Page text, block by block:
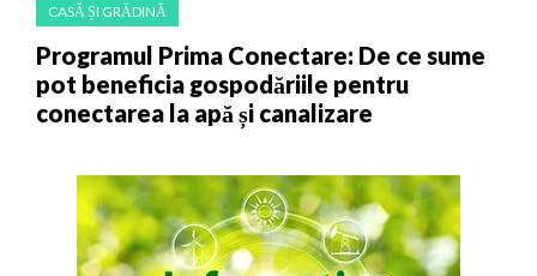
CASĂ ȘI GRĂDINĂ
Programul Prima Conectare: De ce sume
pot beneficia gospodăriile pentru
conectarea la apă și canalizare